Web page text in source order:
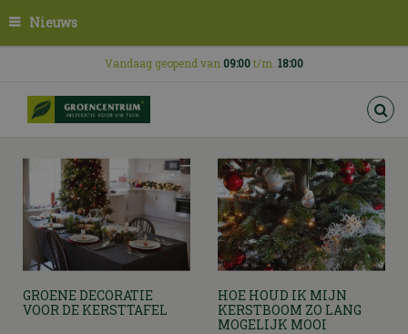
n
Nieuws
Vandaag geopend van 09:00t/m. 18:00
GROENE DECORATIE
VOOR DE KERSTTAFEL
HOE HOUD IK MIJN
KERSTBOOM ZO LANG
MOGELIJK MOOI